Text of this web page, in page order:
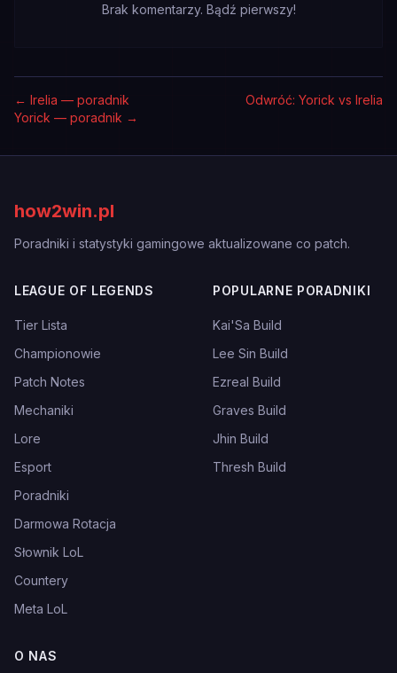
Brak komentarzy. Bądź pierwszy!
← Irelia — poradnik
Odwróć: Yorick vs Irelia
Yorick — poradnik →
how2win.pl
Poradniki i statystyki gamingowe aktualizowane co patch.
LEAGUE OF LEGENDS
Tier Lista
Championowie
Patch Notes
Mechaniki
Lore
Esport
Poradniki
Darmowa Rotacja
Słownik LoL
Countery
Meta LoL
POPULARNE PORADNIKI
Kai'Sa Build
Lee Sin Build
Ezreal Build
Graves Build
Jhin Build
Thresh Build
O NAS